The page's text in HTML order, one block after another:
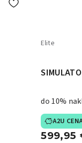
Elite
do 10%
A2U
599,95